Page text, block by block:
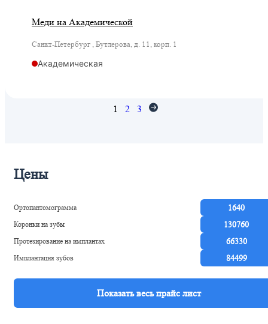
Меди на Академической
Санкт-Петербург , Бутлерова, д. 11, корп. 1
Академическая
1 2 3
Цены
Ортопантомограмма 1640
Коронки на зубы 130760
Протезирование на имплантах 66330
Имплантация зубов 84499